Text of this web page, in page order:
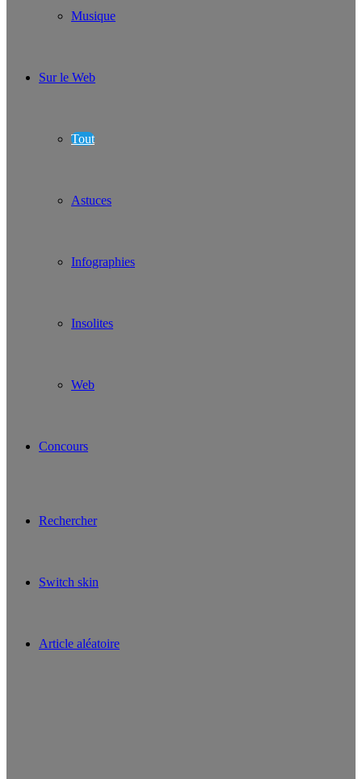
Musique
Sur le Web
Tout
Astuces
Infographies
Insolites
Web
Concours
Rechercher
Switch skin
Article aléatoire